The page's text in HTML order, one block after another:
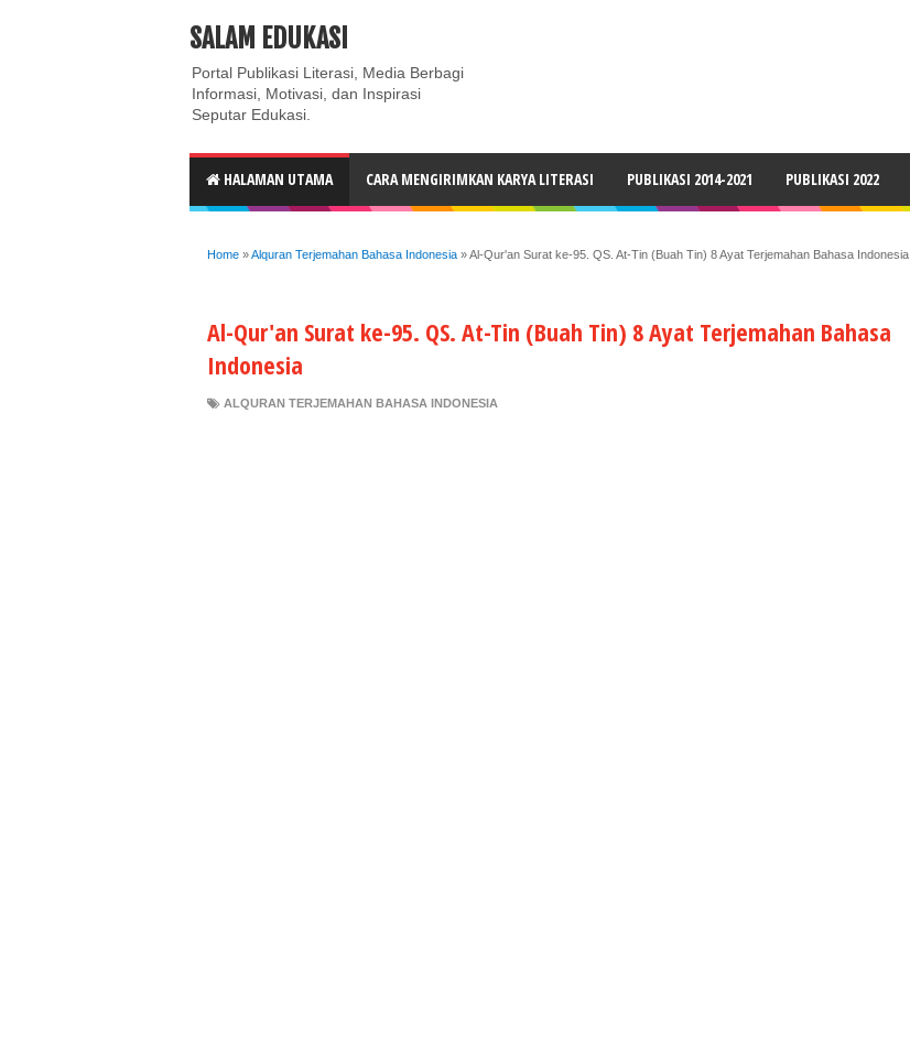
ABOUT CONTACT US
SALAM EDUKASI
Portal Publikasi Literasi, Media Berbagi
Informasi, Motivasi, dan Inspirasi
Seputar Edukasi.
HALAMAN UTAMA CARA MENGIRIMKAN KARYA LITERASI PUBLIKASI 2014-2021 PUBLIKASI 2022
Home »Alquran Terjemahan Bahasa Indonesia »Al-Qur'an Surat ke-95. QS. At-Tin (Buah Tin) 8 Ayat Terjemahan Bahasa Indonesia
Al-Qur'an Surat ke-95. QS. At-Tin (Buah Tin) 8 Ayat Terjemahan Bahasa
Indonesia
ALQURAN TERJEMAHAN BAHASA INDONESIA